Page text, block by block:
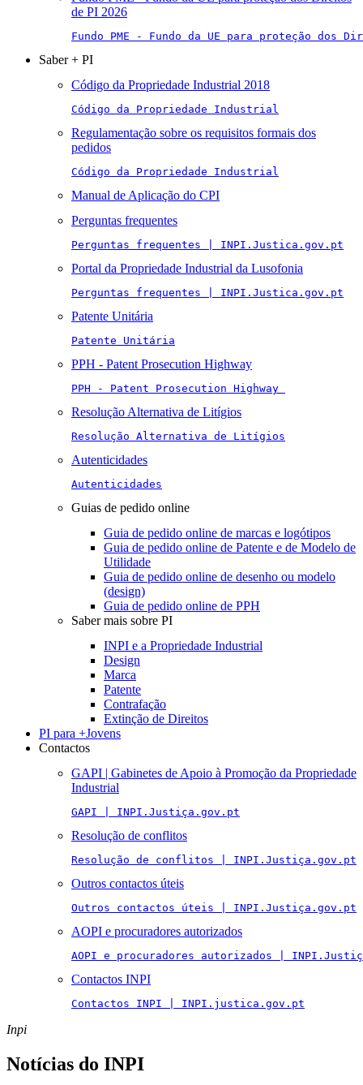
de PI 2026
Fundo PME - Fundo da UE para proteção
Saber + PI
Código da Propriedade Industrial 2018
Código da Propriedade Industrial
Regulamentação sobre os requisitos formais dos
pedidos
Código da Propriedade Industrial
Manual de Aplicação do CPI
Perguntas frequentes
Perguntas frequentes | INPI.Justica.gov.pt
Portal da Propriedade Industrial da Lusofonia
Perguntas frequentes | INPI.Justica.gov.pt
Patente Unitária
Patente Unitária
PPH - Patent Prosecution Highway
PPH - Patent Prosecution Highway
Resolução Alternativa de Litígios
Resolução Alternativa de Litígios
Autenticidades
Autenticidades
Guias de pedido online
Guia de pedido online de marcas e logótipos
Guia de pedido online de Patente e de Modelo de
Utilidade
Guia de pedido online de desenho ou modelo
(design)
Guia de pedido online de PPH
Saber mais sobre PI
INPI e a Propriedade Industrial
Design
Marca
Patente
Contrafação
Extinção de Direitos
PI para +Jovens
Contactos
GAPI | Gabinetes de Apoio à Promoção da Propriedade
Industrial
GAPI | INPI.Justiça.gov.pt
Resolução de conflitos
Resolução de conflitos | INPI.Justiça.gov.pt
Outros contactos úteis
Outros contactos úteis | INPI.Justiça.gov.pt
AOPI e procuradores autorizados
AOPI e procuradores autorizados |
Contactos INPI
Contactos INPI | INPI.justica.gov.pt
Inpi
Notícias do INPI